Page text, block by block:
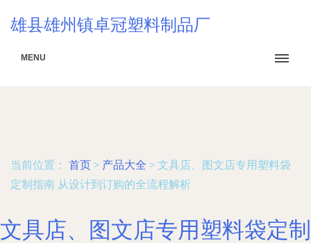
雄县雄州镇卓冠塑料制品厂
MENU
当前位置： 首页 > 产品大全 > 文具店、图文店专用塑料袋
定制指南 从设计到订购的全流程解析
文具店、图文店专用塑料袋定制